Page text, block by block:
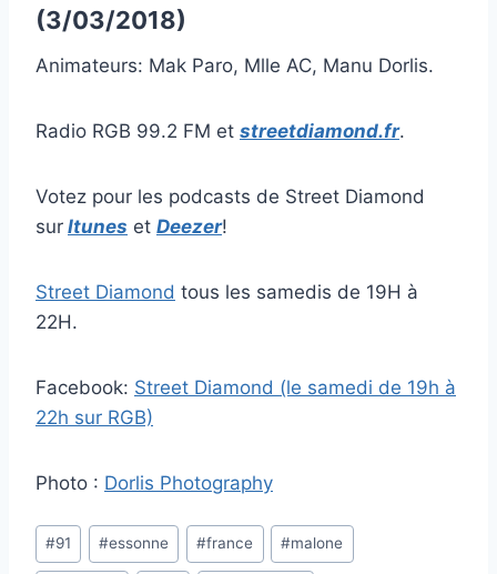
(3/03/2018)
Animateurs: Mak Paro, Mlle AC, Manu Dorlis.
Radio RGB 99.2 FM et streetdiamond.fr.
Votez pour les podcasts de Street Diamond
sur Itunes et Deezer!
Street Diamond tous les samedis de 19H à
22H.
Facebook: Street Diamond (le samedi de 19h à
22h sur RGB)
Photo : Dorlis Photography
Étiquettes
de
#91 #essonne #france #malone